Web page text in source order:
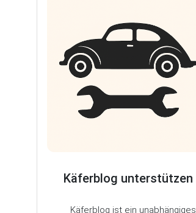
Käferblog unterstützen
Käferblog ist ein unabhängiges